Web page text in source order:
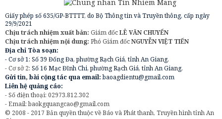
Giấy phép số 635/GP-BTTTT, do Bộ Thông tin và Truyền thông, cấp ngày
29/9/2021
Chịu trách nhiệm xuất bản: Giám đốcLÊ VĂN CHUYỂN
Chịu trách nhiệm nội dung: Phó Giám đốcNGUYỄN VIỆT TIẾN
Địa chỉ Tòa soạn:
- Cơ sở 1: Số 39 Đống Đa, phường Rạch Giá, tỉnh An Giang.
- Cơ sở 2: Số 16 Mạc Đĩnh Chi, phường Rạch Giá, tỉnh An Giang.
Gửi tin, bài cộng tác qua email:baoagdientu@gmail.com
Liên hệ quảng cáo:
- Số điện thoại: 02973.812.302
- Email:baokgquangcao@gmail.com
© 2008 - 2017 Bản quyền thuộc về Báo và Phát thanh, Truyền hình tỉnh An